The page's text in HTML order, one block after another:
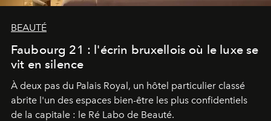
BEAUTÉ
Faubourg 21 : l'écrin bruxellois où le luxe se
vit en silence
À deux pas du Palais Royal, un hôtel particulier classé
abrite l'un des espaces bien-être les plus confidentiels
de la capitale : le Ré Labo de Beauté.